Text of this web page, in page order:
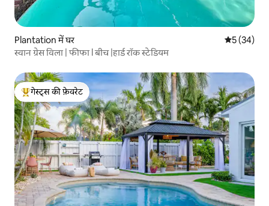
Plantation में घर औसत रेटिंग
5 (34)
स्वान ग्रेस विला | फीफा l बीच |हार्ड रॉक स्टेडियम
गेस्ट्स का टॉप फ़ेवरेट
गेस्ट्स की फ़ेवरेट